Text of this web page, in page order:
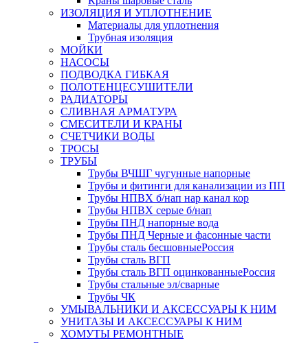
ИЗОЛЯЦИЯ И УПЛОТНЕНИЕ
Материалы для уплотнения
Трубная изоляция
МОЙКИ
НАСОСЫ
ПОДВОДКА ГИБКАЯ
ПОЛОТЕНЦЕСУШИТЕЛИ
РАДИАТОРЫ
СЛИВНАЯ АРМАТУРА
СМЕСИТЕЛИ И КРАНЫ
СЧЕТЧИКИ ВОДЫ
ТРОСЫ
ТРУБЫ
Трубы ВЧШГ чугунные напорные
Трубы и фитинги для канализации из ПП
Трубы НПВХ б/нап нар канал кор
Трубы НПВХ серые б/нап
Трубы ПНД напорные вода
Трубы ПНД Черные и фасонные части
Трубы сталь бесшовныеРоссия
Трубы сталь ВГП
Трубы сталь ВГП оцинкованныеРоссия
Трубы стальные эл/сварные
Трубы ЧК
УМЫВАЛЬНИКИ И АКСЕССУАРЫ К НИМ
УНИТАЗЫ И АКСЕССУАРЫ К НИМ
ХОМУТЫ РЕМОНТНЫЕ